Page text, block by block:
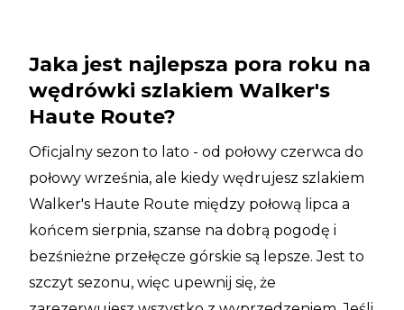
Jaka jest najlepsza pora roku na
wędrówki szlakiem Walker's
Haute Route?
Oficjalny sezon to lato - od połowy czerwca do
połowy września, ale kiedy wędrujesz szlakiem
Walker's Haute Route między połową lipca a
końcem sierpnia, szanse na dobrą pogodę i
bezśnieżne przełęcze górskie są lepsze. Jest to
szczyt sezonu, więc upewnij się, że